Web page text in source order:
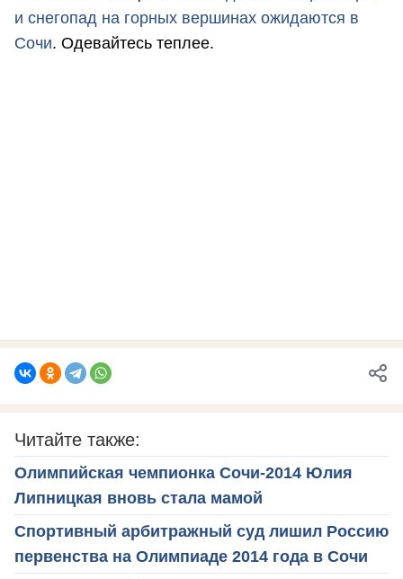
и снегопад на горных вершинах ожидаются в
Сочи. Одевайтесь теплее.
Читайте также:
Олимпийская чемпионка Сочи-2014 Юлия
Липницкая вновь стала мамой
Спортивный арбитражный суд лишил Россию
первенства на Олимпиаде 2014 года в Сочи